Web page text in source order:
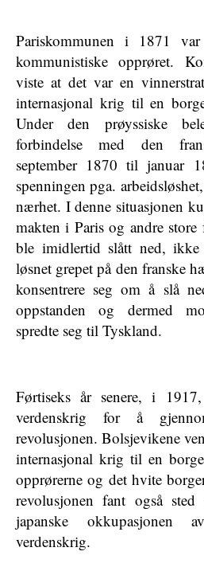
Pariskommunen i 1871
kommunistiske opprøret.
viste at det var en
internasjonal krig til en
Under den prøyssiske
forbindelse med den
september 1870 til januar
spenningen pga.
nærhet. I denne situasjonen
makten i Paris og andre store
ble imidlertid slått ned,
løsnet grepet på den franske
konsentrere seg om å slå
oppstanden og dermed
spredte seg til Tyskland.
Førtiseks år senere, i
verdenskrig for å
revolusjonen. Bolsjevikene
internasjonal krig til en
opprørerne og det hvite
revolusjonen fant også
japanske
verdenskrig.